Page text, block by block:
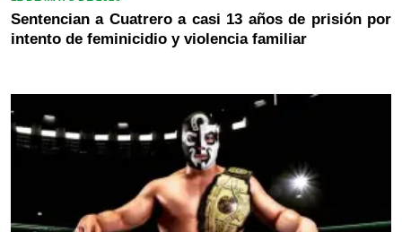
Sentencian a Cuatrero a casi 13 años de prisión por
intento de feminicidio y violencia familiar